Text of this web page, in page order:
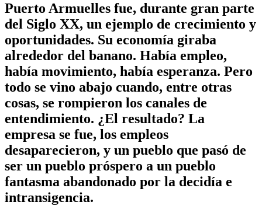
Puerto Armuelles fue, durante gran parte
del Siglo XX, un ejemplo de crecimiento y
oportunidades. Su economía giraba
alrededor del banano. Había empleo,
había movimiento, había esperanza. Pero
todo se vino abajo cuando, entre otras
cosas, se rompieron los canales de
entendimiento. ¿El resultado? La
empresa se fue, los empleos
desaparecieron, y un pueblo que pasó de
ser un pueblo próspero a un pueblo
fantasma abandonado por la decidía e
intransigencia.